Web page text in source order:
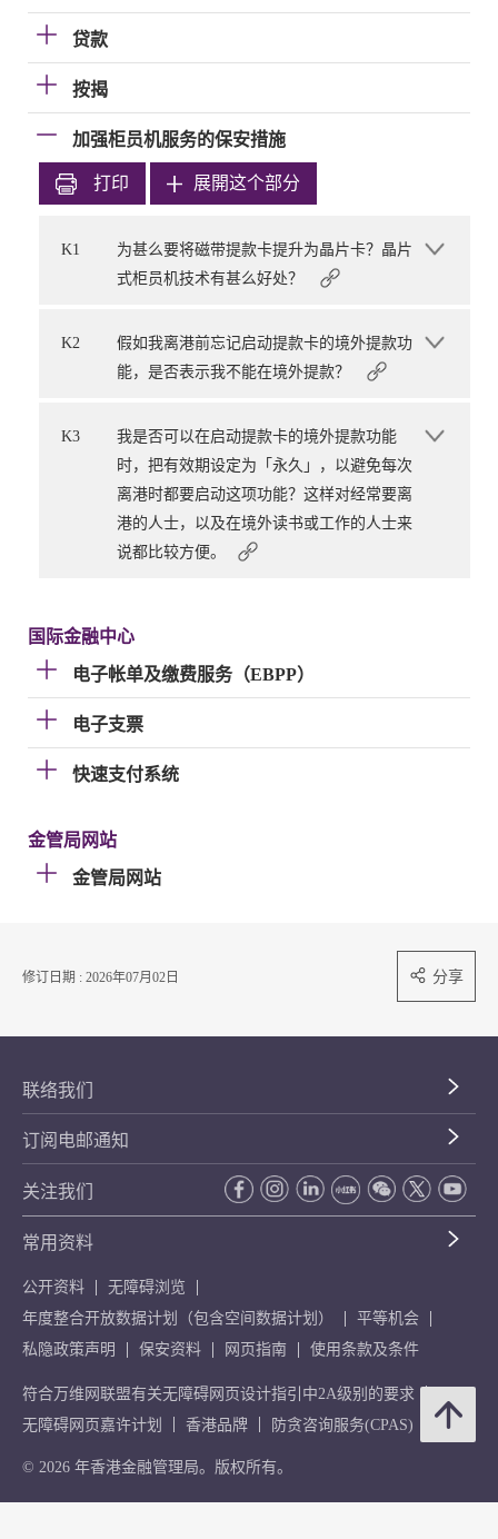
贷款
按揭
加强柜员机服务的保安措施
打印 展開这个部分
K1
为甚么要将磁带提款卡提升为晶片卡？晶片
式柜员机技术有甚么好处？
K2
假如我离港前忘记启动提款卡的境外提款功
能，是否表示我不能在境外提款？
K3
我是否可以在启动提款卡的境外提款功能
时，把有效期设定为「永久」，以避免每次
离港时都要启动这项功能？这样对经常要离
港的人士，以及在境外读书或工作的人士来
说都比较方便。
国际金融中心
电子帐单及缴费服务（EBPP）
电子支票
快速支付系统
金管局网站
金管局网站
修订日期 : 2026年07月02日 分享
联络我们
订阅电邮通知
关注我们
常用资料
公开资料
无障碍浏览
年度整合开放数据计划（包含空间数据计划）
平等机会
私隐政策声明
保安资料 网页指南 使用条款及条件
符合万维网联盟有关无障碍网页设计指引中2A级别的要求
无障碍网页嘉许计划
香港品牌 防贪咨询服务(CPAS)
© 2026 年香港金融管理局。版权所有。